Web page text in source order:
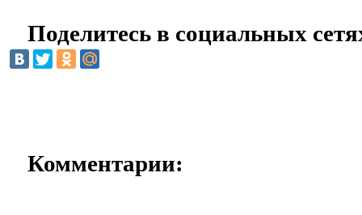
Поделитесь в социальных
Комментарии: